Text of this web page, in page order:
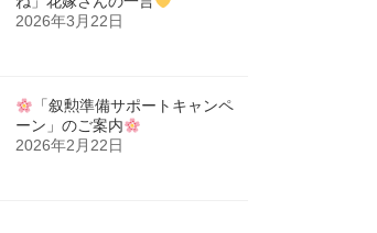
2026年3月22日
「叙勲準備サポートキャンペ
ーン」のご案内
2026年2月22日